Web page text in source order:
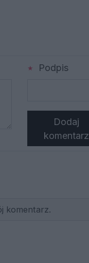
Podpis
Dodaj
komentarz
komentarz.